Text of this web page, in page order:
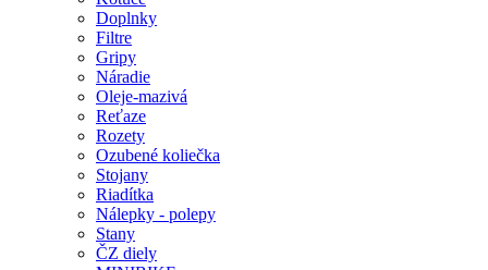
Doplnky
Filtre
Gripy
Náradie
Oleje-mazivá
Reťaze
Rozety
Ozubené koliečka
Stojany
Riadítka
Nálepky - polepy
Stany
ČZ diely